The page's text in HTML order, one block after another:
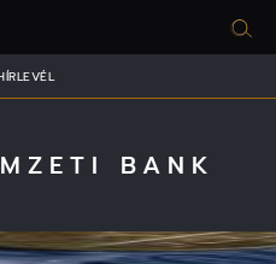
BANK